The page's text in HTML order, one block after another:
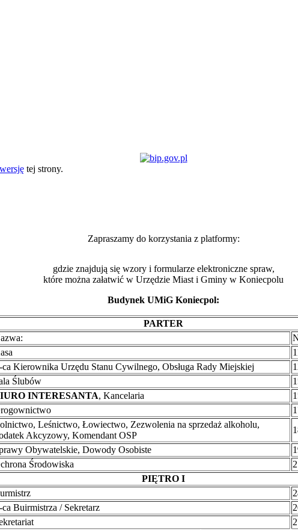
tej strony.
Zapraszamy do korzystania z platformy:
gdzie znajdują się wzory i formularze elektroniczne spraw,
które można załatwić w Urzędzie Miast i Gminy w Koniecpolu
Budynek UMiG Koniecpol:
PARTER
ca Kierownika Urzędu Stanu Cywilnego, Obsługa Rady Miejskiej
Ślubów
INTERESANTA, Kancelaria
Leśnictwo, Łowiectwo, Zezwolenia na sprzedaż alkoholu,
Akcyzowy, Komendant OSP
Obywatelskie, Dowody Osobiste
Środowiska
PIĘTRO I
ca Buirmistrza / Sekretarz